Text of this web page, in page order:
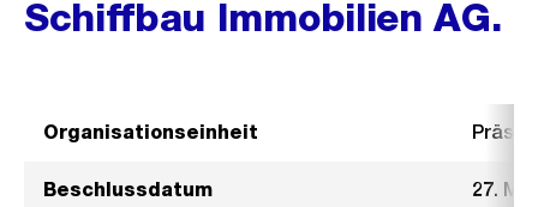
Schiffbau Immobilien AG.
Organisationseinheit
Beschlussdatum 27.